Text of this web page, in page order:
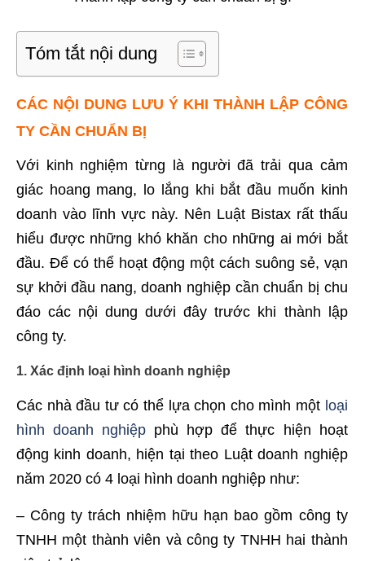
Tóm tắt nội dung
CÁC NỘI DUNG LƯU Ý KHI THÀNH LẬP CÔNG
TY CẦN CHUẨN BỊ
Với kinh nghiệm từng là người đã trải qua cảm
giác hoang mang, lo lắng khi bắt đầu muốn kinh
doanh vào lĩnh vực này. Nên Luật Bistax rất thấu
hiểu được những khó khăn cho những ai mới bắt
đầu. Để có thể hoạt động một cách suông sẻ, vạn
sự khởi đầu nang, doanh nghiệp cần chuẩn bị chu
đáo các nội dung dưới đây trước khi thành lập
công ty.
1. Xác định loại hình doanh nghiệp
Các nhà đầu tư có thể lựa chọn cho mình một loại
hình doanh nghiệp phù hợp để thực hiện hoạt
động kinh doanh, hiện tại theo Luật doanh nghiệp
năm 2020 có 4 loại hình doanh nghiệp như:
– Công ty trách nhiệm hữu hạn bao gồm công ty
TNHH một thành viên và công ty TNHH hai thành